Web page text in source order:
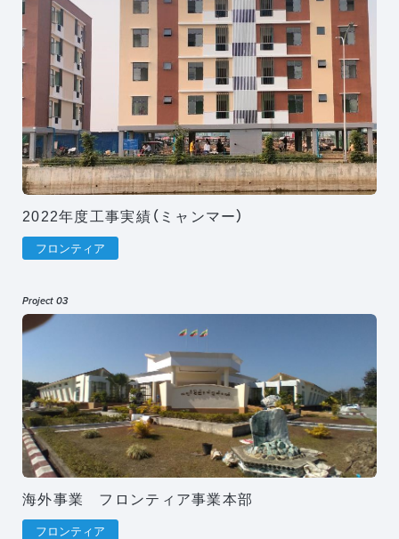
2022年度工事実績（ミャンマー）
フロンティア
Project 03
海外事業 フロンティア事業本部
フロンティア